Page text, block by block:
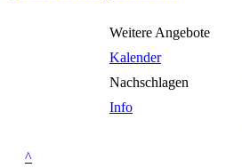
Weitere Angebote
Kalender
Nachschlagen
Info
^